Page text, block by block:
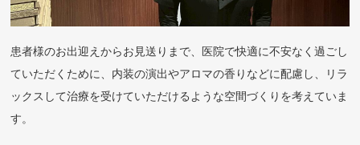
患者様のお出迎えからお見送りまで、医院で快適に不安なく過ごし
ていただくために、内装の演出やアロマの香りなどに配慮し、リラ
ックスして治療を受けていただけるような空間づくりを考えていま
す。